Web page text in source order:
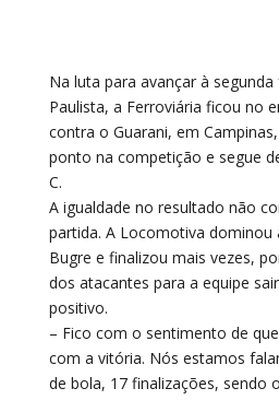
Na luta para avançar à
Paulista, a Ferroviária ficou no
contra o Guarani, em
ponto na competição e segue
C.
A igualdade no resultado não
partida. A Locomotiva dominou
Bugre e finalizou mais vezes,
dos atacantes para a equipe
positivo.
– Fico com o sentimento de
com a vitória. Nós estamos
de bola, 17 finalizações, sendo